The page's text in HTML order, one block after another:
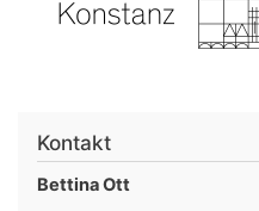
Kontakt
Bettina Ott